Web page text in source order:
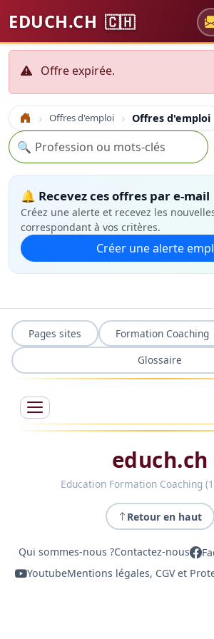
EDUCH.CH 🇨🇭
Offre expirée.
Accueil Offres d'emploi Offres d'emploi
Recherche
🔍
🔔 Recevez ces offres par e-mail
Créez une alerte et recevez les
correspondant à vos critères.
Créer une alerte
Pages sites Formation Coaching
Glossaire
educh.ch
Education Formation Coaching
Retour en haut
Qui sommes-nous ?Contactez-nous
YoutubeMentions légales, CGV et